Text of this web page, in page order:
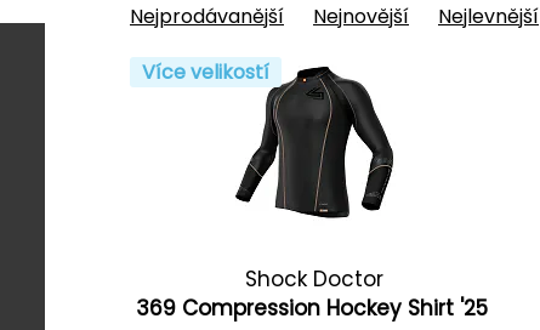
Nejprodávanější Nejnovější Nejlevnější
Více velikostí
Shock Doctor
369 Compression Hockey Shirt '25